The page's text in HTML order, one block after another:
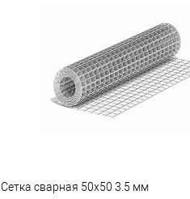
Сетка сварная 50х50 3.5 мм